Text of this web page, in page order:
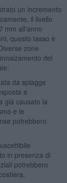
un incremento
il livello
mm all'anno
questo tasso è
zone
del
da spiagge
a
già causato la
e le
potrebbero
in presenza di
potrebbero